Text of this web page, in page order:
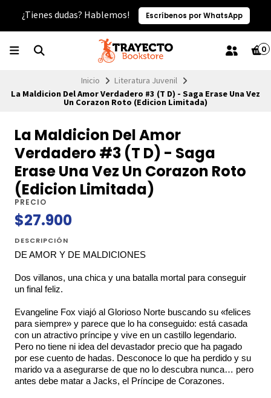
¿Tienes dudas? Hablemos! Escríbenos por WhatsApp
0
Inicio
Literatura Juvenil
La Maldicion Del Amor Verdadero #3 (T D) - Saga Erase Una Vez
Un Corazon Roto (Edicion Limitada)
La Maldicion Del Amor
Verdadero #3 (T D) - Saga
Erase Una Vez Un Corazon Roto
(Edicion Limitada)
PRECIO
$27.900
DESCRIPCIÓN
DE AMOR Y DE MALDICIONES
Dos villanos, una chica y una batalla mortal para conseguir
un final feliz.
Evangeline Fox viajó al Glorioso Norte buscando su «felices
para siempre» y parece que lo ha conseguido: está casada
con un atractivo príncipe y vive en un castillo legendario.
Pero no tiene ni idea del devastador precio que ha pagado
por ese cuento de hadas. Desconoce lo que ha perdido y su
marido va a asegurarse de que no lo descubra nunca… pero
antes debe matar a Jacks, el Príncipe de Corazones.